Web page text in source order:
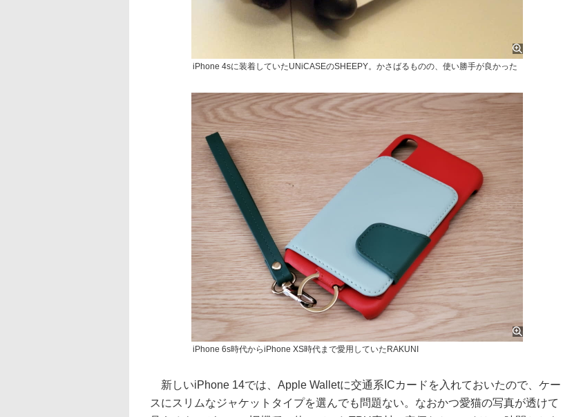
iPhone 4sに装着していたUNiCASEのSHEEPY。かさばるものの、使い勝手が良かった
iPhone 6s時代からiPhone XS時代まで愛用していたRAKUNI
新しいiPhone 14では、Apple Walletに交通系ICカードを入れておいたので、ケー
スにスリムなジャケットタイプを選んでも問題ない。なおかつ愛猫の写真が透けて